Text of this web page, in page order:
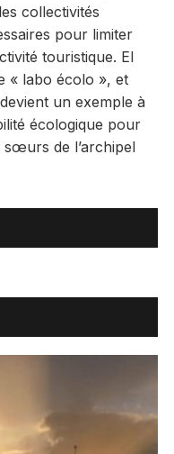
collectivités
pour limiter
touristique. El
« labo écolo », et
un exemple à
écologique pour
sœurs de l’archipel